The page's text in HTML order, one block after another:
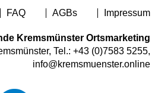
FAQ AGBs Impressum
Kremsmünster Ortsmarketing
Tel.: +43 (0)7583 5255,
info@kremsmuenster.online